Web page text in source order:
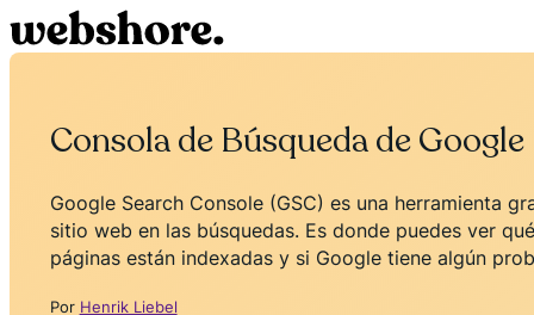
Consola de Búsqueda de Google
Google Search Console (GSC) es una herramienta
sitio web en las búsquedas. Es donde puedes ver
páginas están indexadas y si Google tiene algún
Por Henrik Liebel